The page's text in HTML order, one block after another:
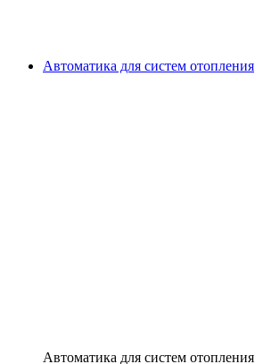
Автоматика для систем отопления
Автоматика для систем отопления